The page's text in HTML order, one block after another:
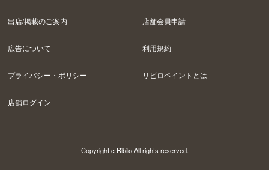
出店/掲載のご案内 店舗会員申請
広告について 利用規約
プライバシー・ポリシー リビロペイントとは
店舗ログイン
Copyright c Ribilo All rights reserved.